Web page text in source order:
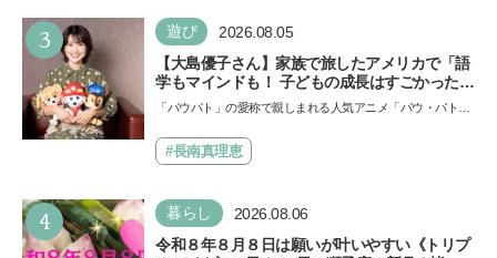
3 遊び 2026.08.05
【大島優子さん】家族で旅したアメリカで「語
学もマインドも！ 子どもの成長はすごかった」
声優をつとめた映画『パウ・パトロール ザ・ダ
できると子どもに知ってほしい
「パウパト」の愛称で親しまれる人気アニメ「パウ・パトロ
ザ…
#長南真理恵
4 暮らし 2026.08.06
令和８年８月８日は願いが叶いやすい《トリプ